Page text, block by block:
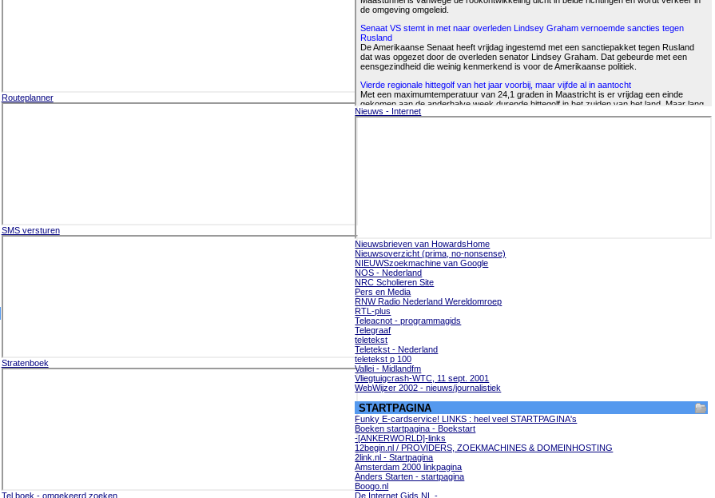
Routeplanner
SMS versturen
Stratenboek
Tel.boek - omgekeerd zoeken
Nieuws - Internet
Nieuwsbrieven van HowardsHome
Nieuwsoverzicht (prima, no-nonsense)
NIEUWSzoekmachine van Google
NOS - Nederland
NRC Scholieren Site
Pers en Media
RNW Radio Nederland Wereldomroep
RTL-plus
Teleacnot - programmagids
Telegraaf
teletekst
Teletekst - Nederland
teletekst p 100
Vallei - Midlandfm
Vliegtuigcrash-WTC, 11 sept. 2001
WebWijzer 2002 - nieuws/journalistiek
STARTPAGINA
Funky E-cardservice! LINKS : heel veel STARTPAGINA's
Boeken startpagina - Boekstart
-[ANKERWORLD]-links
12begin.nl / PROVIDERS, ZOEKMACHINES & DOMEINHOSTING
2link.nl - Startpagina
Amsterdam 2000 linkpagina
Anders Starten - startpagina
Boogo.nl
De Internet Gids NL -